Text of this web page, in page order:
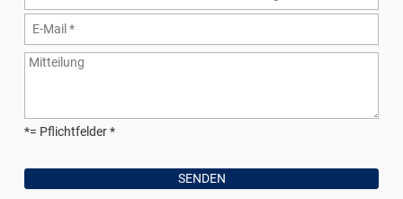
*= Pflichtfelder